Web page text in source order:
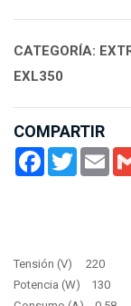
CATEGORÍA:
EXL350
COMPARTIR
Facebook
Twitter
Tensión (V) 220
Potencia (W) 130